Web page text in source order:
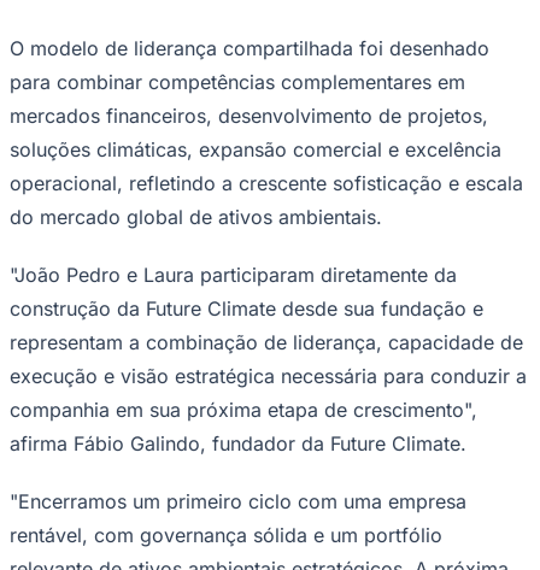
Juventude
desempenho reflete uma estratégia baseada em
disciplina de capital e em um modelo asset light, com
crescimento da receita sem expansão proporcional da
estrutura de custos e com ganhos contínuos de margem
e eficiência operacional.
finanças, estratégia e desenvolvimento de negócios,
com passagens por Pátria Investimentos, Falconi e BRF.
Laura Albuquerque reúne ampla experiência em
sustentabilidade corporativa, mercados climáticos e
articulação institucional, construída ao longo de sua
atuação na Vale, no Conselho Empresarial Brasileiro
Global da ONU – Rede Brasil.